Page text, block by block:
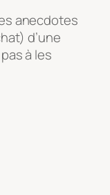
anecdotes
d’une
à les